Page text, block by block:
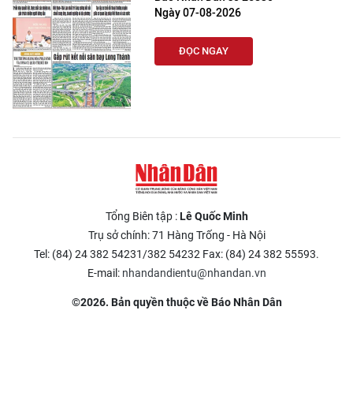
Ngày 07-08-2026
ĐỌC NGAY
Tổng Biên tập :Lê Quốc Minh
Trụ sở chính: 71 Hàng Trống - Hà Nội
Tel: (84) 24 382 54231/382 54232 Fax: (84) 24 382 55593.
E-mail: nhandandientu@nhandan.vn
©2026. Bản quyền thuộc về Báo Nhân Dân